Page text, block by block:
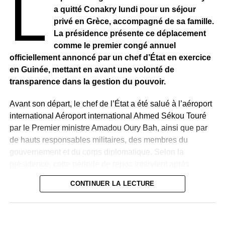
L
a quitté Conakry lundi pour un séjour
privé en Grèce, accompagné de sa famille.
La présidence présente ce déplacement
comme le premier congé annuel
officiellement annoncé par un chef d’État en exercice
en Guinée, mettant en avant une volonté de
transparence dans la gestion du pouvoir.
Avant son départ, le chef de l’État a été salué à l’aéroport
international Aéroport international Ahmed Sékou Touré
par le Premier ministre Amadou Oury Bah, ainsi que par
de hauts responsables militaires, des membres du
gouvernement et du corps diplomatique. Selon la
plusieurs années d’intense activité à la tête du pays et
précède la poursuite des réformes engagées.
CONTINUER LA LECTURE